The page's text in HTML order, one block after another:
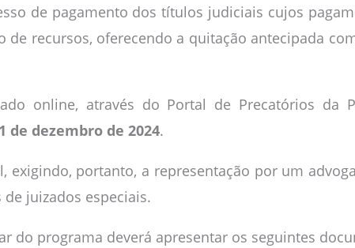
de pagamento dos títulos judiciais cujos
de recursos, oferecendo a quitação antecipada
online, através do Portal de Precatórios da
de dezembro de 2024.
exigindo, portanto, a representação por um
juizados especiais.
do programa deverá apresentar os seguintes